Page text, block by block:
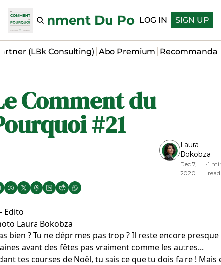
Le Comment Du Pourquoi
LOG IN SIGN UP
(LBk Consulting) Abo Premium
Comment du
#21
Laura
Bokobza
Dec 7,
2020
•1
read
Edito
bien ? Tu ne déprimes pas trop ? Il reste encore presque
avant des fêtes pas vraiment comme les autres...
tes courses de Noël, tu sais ce que tu dois faire ! Mais